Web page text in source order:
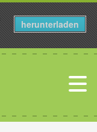
herunterladen